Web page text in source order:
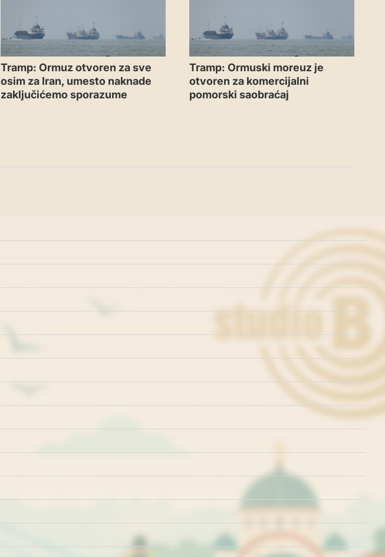
Tramp: Ormuz otvoren za sve
osim za Iran, umesto naknade
zaključićemo sporazume
Tramp: Ormuski moreuz je
otvoren za komercijalni
pomorski saobraćaj